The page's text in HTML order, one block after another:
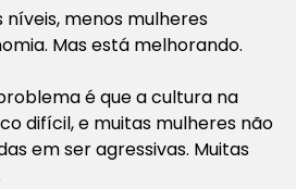
níveis, menos mulheres
Mas está melhorando.
é que a cultura na
difícil, e muitas mulheres não
em ser agressivas. Muitas